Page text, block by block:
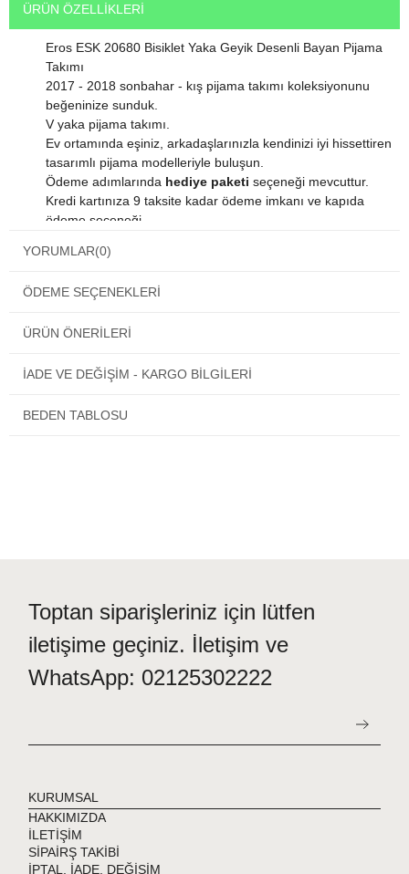
ÜRÜN ÖZELLIKLERI
Eros ESK 20680 Bisiklet Yaka Geyik Desenli Bayan Pijama
Takımı
2017 - 2018 sonbahar - kış pijama takımı koleksiyonunu
beğeninize sunduk.
V yaka pijama takımı.
Ev ortamında eşiniz, arkadaşlarınızla kendinizi iyi hissettiren
tasarımlı pijama modelleriyle buluşun.
Ödeme adımlarında hediye paketi seçeneği mevcuttur.
Kredi kartınıza 9 taksite kadar ödeme imkanı ve kapıda
ödeme seçeneği.
Satın alacağınız bu harika ürün orjinal paketinde gelmektedir.
bulunmaktadır.
uyunuz.
üretiminde sağlığınıza zararlı materyaller kullanılmamıştır.
YORUMLAR(0)
ÖDEME SEÇENEKLERI
ÜRÜN ÖNERILERI
İADE VE DEĞİŞİM - KARGO BİLGİLERİ
BEDEN TABLOSU
Toptan siparişleriniz için lütfen
iletişime geçiniz. İletişim ve
WhatsApp: 02125302222
KURUMSAL
HAKKIMIZDA
İLETİŞİM
SİPAİRŞ TAKİBİ
İPTAL, İADE, DEĞİŞİM